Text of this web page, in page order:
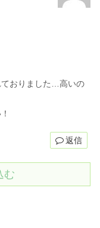
ておりました…高いの
返信
む